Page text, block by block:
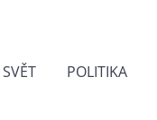
SVĚT POLITIKA